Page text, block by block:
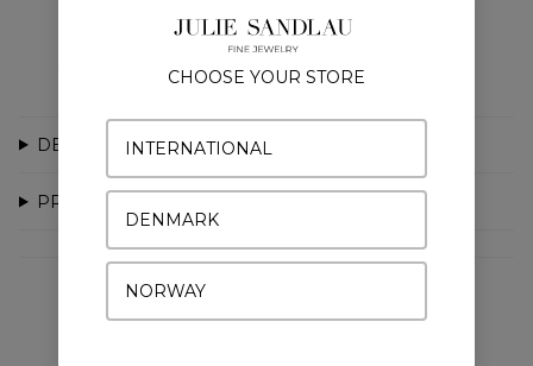
DETALJER
PRODUKTION
CHOOSE YOUR STORE
INTERNATIONAL
DENMARK
NORWAY